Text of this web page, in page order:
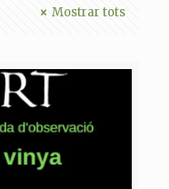
Mostrar tots